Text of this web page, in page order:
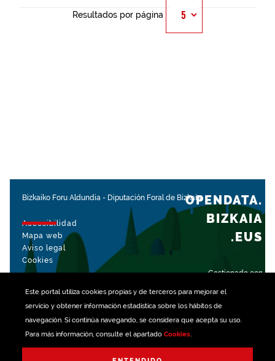
Este portal utiliza cookiespropias y de terceros para mejorar el
servicio y obtener información estadística sobre los hábitos de
navegación. Si continúa navegando, se considera que acepta su uso.
Para más información, consulte el apartado Cookies.
Resultados por página
Bizkaiko Foru Aldundia - Diputación Foral de Bizkaia
Accesibilidad
Mapa web
Aviso legal
Cookies
Gestionado con
OPENDATA.
BIZKAIA
.EUS